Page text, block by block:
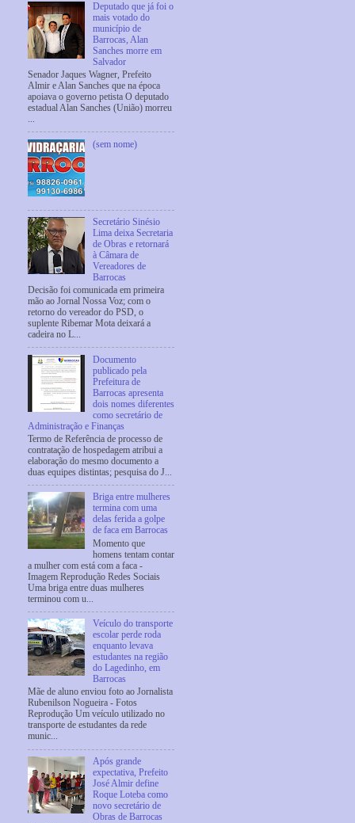
Deputado que já foi o
mais votado do
município de
Barrocas, Alan
Sanches morre em
Salvador
Senador Jaques Wagner, Prefeito
Almir e Alan Sanches que na época
apoiava o governo petista O deputado
estadual Alan Sanches (União) morreu
...
(sem nome)
Secretário Sinésio
Lima deixa Secretaria
de Obras e retornará
à Câmara de
Vereadores de
Barrocas
Decisão foi comunicada em primeira
mão ao Jornal Nossa Voz; com o
retorno do vereador do PSD, o
suplente Ribemar Mota deixará a
cadeira no L...
Documento
publicado pela
Prefeitura de
Barrocas apresenta
dois nomes diferentes
como secretário de
Administração e Finanças
Termo de Referência de processo de
contratação de hospedagem atribui a
elaboração do mesmo documento a
duas equipes distintas; pesquisa do J...
Briga entre mulheres
termina com uma
delas ferida a golpe
de faca em Barrocas
Momento que
homens tentam contar
a mulher com está com a faca -
Imagem Reprodução Redes Sociais
Uma briga entre duas mulheres
terminou com u...
Veículo do transporte
escolar perde roda
enquanto levava
estudantes na região
do Lagedinho, em
Barrocas
Mãe de aluno enviou foto ao Jornalista
Rubenilson Nogueira - Fotos
Reprodução Um veículo utilizado no
transporte de estudantes da rede
munic...
Após grande
expectativa, Prefeito
José Almir define
Roque Loteba como
novo secretário de
Obras de Barrocas